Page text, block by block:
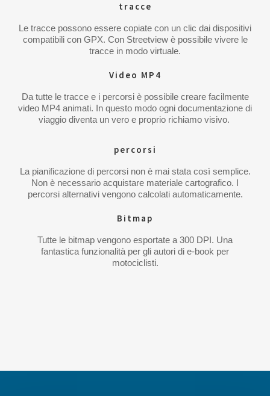
tracce
Le tracce possono essere copiate con un clic dai dispositivi
compatibili con GPX. Con Streetview è possibile vivere le
tracce in modo virtuale.
Video MP4
Da tutte le tracce e i percorsi è possibile creare facilmente
video MP4 animati. In questo modo ogni documentazione di
viaggio diventa un vero e proprio richiamo visivo.
percorsi
La pianificazione di percorsi non è mai stata così semplice.
Non è necessario acquistare materiale cartografico. I
percorsi alternativi vengono calcolati automaticamente.
Bitmap
Tutte le bitmap vengono esportate a 300 DPI. Una
fantastica funzionalità per gli autori di e-book per
motociclisti.